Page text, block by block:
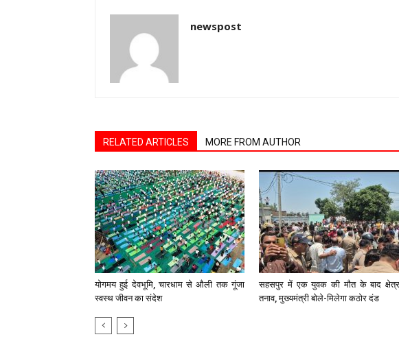
newspost
RELATED ARTICLES MORE FROM AUTHOR
योगमय हुई देवभूमि, चारधाम से औली तक गूंजा
स्वस्थ जीवन का संदेश
सहसपुर में एक युवक की मौत के बाद
तनाव, मुख्यमंत्री बोले-मिलेगा कठोर दंड